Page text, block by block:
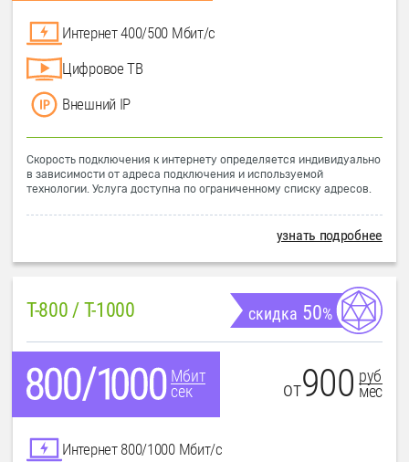
Интернет 400/500 Мбит/с
Цифровое ТВ
Внешний IP
Скорость подключения к интернету определяется индивидуально
в зависимости от адреса подключения и используемой
технологии. Услуга доступна по ограниченному списку адресов.
узнать подробнее
T-800 / T-1000 скидка 50%
Мбит
сек
от900 руб
мес
Интернет 800/1000 Мбит/с